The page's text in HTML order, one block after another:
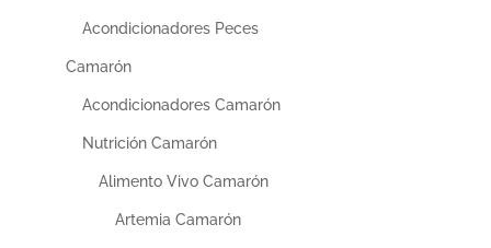
Acondicionadores Peces
Camarón
Acondicionadores Camarón
Nutrición Camarón
Alimento Vivo Camarón
Artemia Camarón